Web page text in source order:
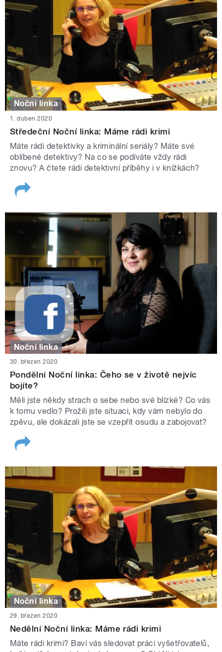
Noční linka
1. duben 2020
Středeční Noční linka: Máme rádi krimi
Máte rádi detektivky a kriminální seriály? Máte své
oblíbené detektivy? Na co se podíváte vždy rádi
znovu? A čtete rádi detektivní příběhy i v knížkách?
Noční linka
30. březen 2020
Pondělní Noční linka: Čeho se v životě nejvíc
bojíte?
Měli jste někdy strach o sebe nebo své blízké? Co vás
k tomu vedlo? Prožili jste situaci, kdy vám nebylo do
zpěvu, ale dokázali jste se vzepřít osudu a zabojovat?
Noční linka
29. březen 2020
Nedělní Noční linka: Máme rádi krimi
Máte rádi krimi? Baví vás sledovat práci vyšetřovatelů,